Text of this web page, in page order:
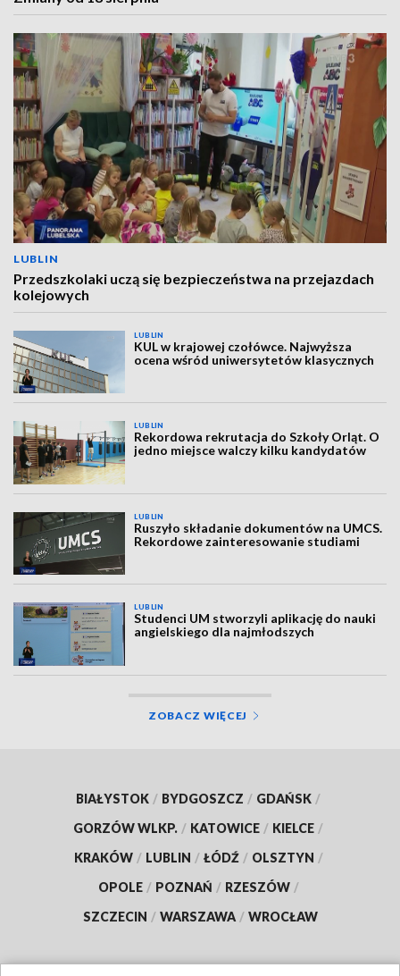
LUBLIN
Przedszkolaki uczą się bezpieczeństwa na przejazdach
kolejowych
LUBLIN
KUL w krajowej czołówce. Najwyższa
ocena wśród uniwersytetów klasycznych
LUBLIN
Rekordowa rekrutacja do Szkoły Orląt. O
jedno miejsce walczy kilku kandydatów
LUBLIN
Ruszyło składanie dokumentów na UMCS.
Rekordowe zainteresowanie studiami
LUBLIN
Studenci UM stworzyli aplikację do nauki
angielskiego dla najmłodszych
ZOBACZ WIĘCEJ
BIAŁYSTOK / BYDGOSZCZ / GDAŃSK /
GORZÓW WLKP. / KATOWICE / KIELCE /
KRAKÓW / LUBLIN / ŁÓDŹ / OLSZTYN /
OPOLE / POZNAŃ / RZESZÓW /
SZCZECIN / WARSZAWA / WROCŁAW